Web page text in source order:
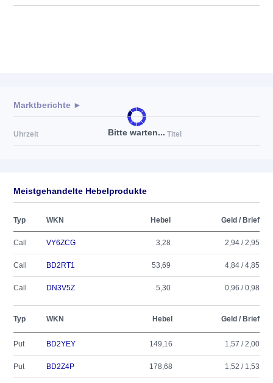
Bitte warten...
Marktberichte ►
Uhrzeit Titel
Meistgehandelte Hebelprodukte
Typ WKN Hebel Geld / Brief
Call VY6ZCG 3,28 2,94 / 2,95
Call BD2RT1 53,69 4,84 / 4,85
Call DN3V5Z 5,30 0,96 / 0,98
Typ WKN Hebel Geld / Brief
Put BD2YEY 149,16 1,57 / 2,00
Put BD2Z4P 178,68 1,52 / 1,53